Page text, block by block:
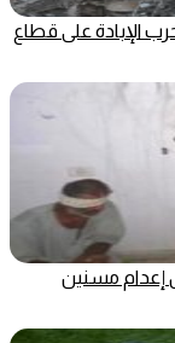
منذ بدء حرب الإبادة على قطاع
مسنين